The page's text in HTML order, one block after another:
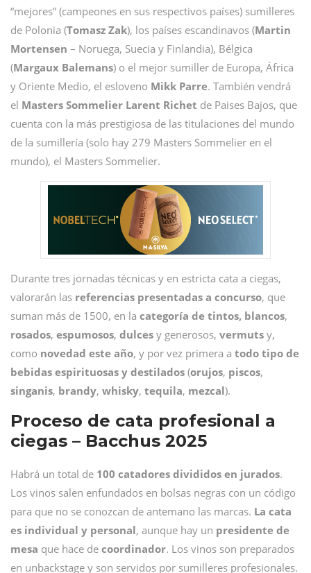
“mejores” (campeones en sus respectivos países) sumilleres
de Polonia (Tomasz Zak), los países escandinavos (Martin
Mortensen – Noruega, Suecia y Finlandia), Bélgica
(Margaux Balemans) o el mejor sumiller de Europa, África
y Oriente Medio, el esloveno Mikk Parre. También vendrá
el Masters Sommelier Larent Richet de Paises Bajos, que
cuenta con la más prestigiosa de las titulaciones del mundo
de la sumillería (solo hay 279 Masters Sommelier en el
mundo), el Masters Sommelier.
Durante tres jornadas técnicas y en estricta cata a ciegas,
valorarán las referencias presentadas a concurso, que
suman más de 1500, en la categoría de tintos, blancos,
rosados, espumosos, dulces y generosos, vermuts y,
como novedad este año, y por vez primera a todo tipo de
bebidas espirituosas y destilados (orujos, piscos,
singanis, brandy, whisky, tequila, mezcal).
Proceso de cata profesional a
ciegas – Bacchus 2025
Habrá un total de 100 catadores divididos en jurados.
Los vinos salen enfundados en bolsas negras con un código
para que no se conozcan de antemano las marcas. La cata
es individual y personal, aunque hay un presidente de
mesa que hace de coordinador. Los vinos son preparados
en unbackstage y son servidos por sumilleres profesionales.